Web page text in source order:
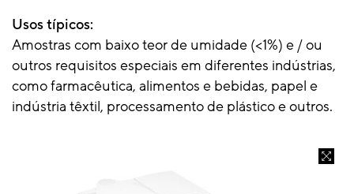
Usos típicos:
Amostras com baixo teor de umidade (<1%) e / ou
outros requisitos especiais em diferentes indústrias,
como farmacêutica, alimentos e bebidas, papel e
indústria têxtil, processamento de plástico e outros.